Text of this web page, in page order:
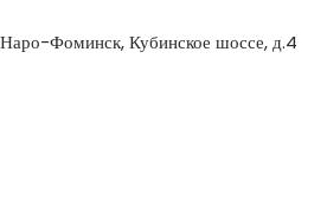
Наро-Фоминск, Кубинское шоссе, д.4